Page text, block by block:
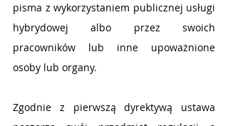
pisma z wykorzystaniem publicznej usługi
hybrydowej albo przez swoich
pracowników lub inne upoważnione
osoby lub organy.
Zgodnie z pierwszą dyrektywą ustawa